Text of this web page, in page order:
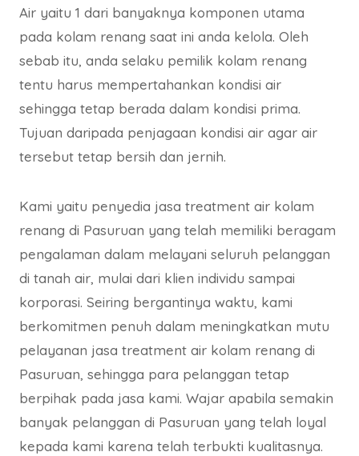
Air yaitu 1 dari banyaknya komponen utama
pada kolam renang saat ini anda kelola. Oleh
sebab itu, anda selaku pemilik kolam renang
tentu harus mempertahankan kondisi air
sehingga tetap berada dalam kondisi prima.
Tujuan daripada penjagaan kondisi air agar air
tersebut tetap bersih dan jernih.
Kami yaitu penyedia jasa treatment air kolam
renang di Pasuruan yang telah memiliki beragam
pengalaman dalam melayani seluruh pelanggan
di tanah air, mulai dari klien individu sampai
korporasi. Seiring bergantinya waktu, kami
berkomitmen penuh dalam meningkatkan mutu
pelayanan jasa treatment air kolam renang di
Pasuruan, sehingga para pelanggan tetap
berpihak pada jasa kami. Wajar apabila semakin
banyak pelanggan di Pasuruan yang telah loyal
kepada kami karena telah terbukti kualitasnya.